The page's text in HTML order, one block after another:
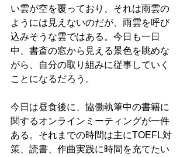
い雲が空を覆っており、それは雨雲の
ようには見えないのだが、雨雲を呼び
込みそうな雲ではある。今日も一日
中、書斎の窓から見える景色を眺めな
がら、自分の取り組みに従事していく
ことになるだろう。
今日は昼食後に、協働執筆中の書籍に
関するオンラインミーティングが一件
ある。それまでの時間は主にTOEFL対
策、読書、作曲実践に時間を充てたい